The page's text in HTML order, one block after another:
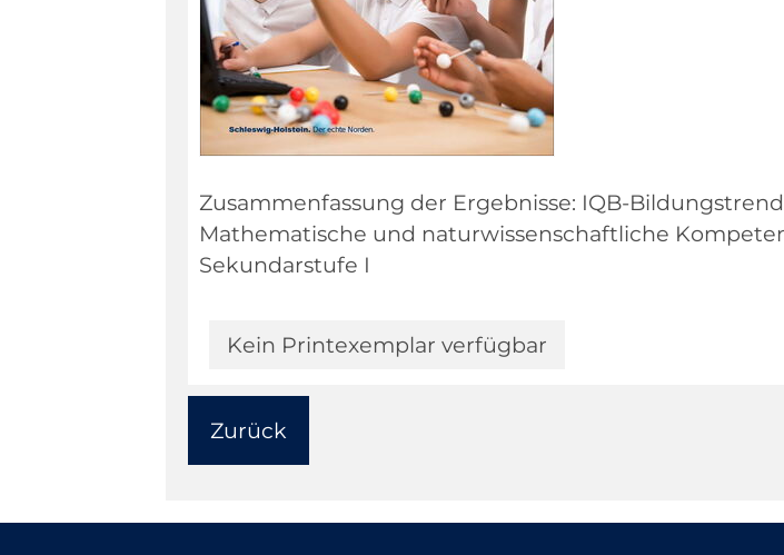
Zusammenfassung der Ergebnisse: IQB-
Mathematische und naturwissenschaftliche
Sekundarstufe I
Kein Printexemplar verfügbar
Zurück